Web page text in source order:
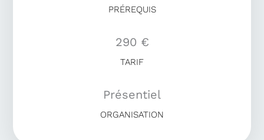
PRÉREQUIS
290 €
TARIF
Présentiel
ORGANISATION